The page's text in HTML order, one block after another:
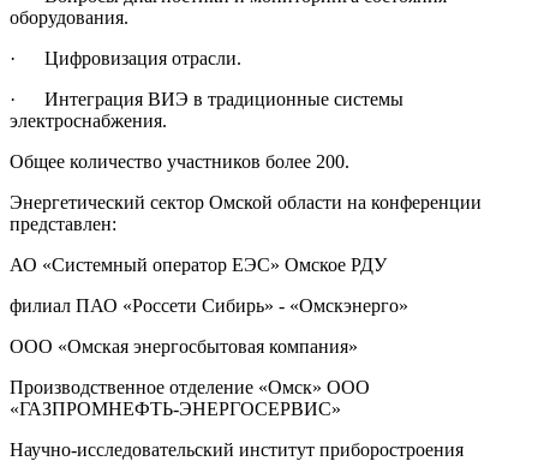
оборудования.
· Цифровизация отрасли.
· Интеграция ВИЭ в традиционные системы
электроснабжения.
Общее количество участников более 200.
Энергетический сектор Омской области на конференции
представлен:
АО «Системный оператор ЕЭС» Омское РДУ
филиал ПАО «Россети Сибирь» - «Омскэнерго»
ООО «Омская энергосбытовая компания»
Производственное отделение «Омск» ООО
«ГАЗПРОМНЕФТЬ-ЭНЕРГОСЕРВИС»
Научно-исследовательский институт приборостроения